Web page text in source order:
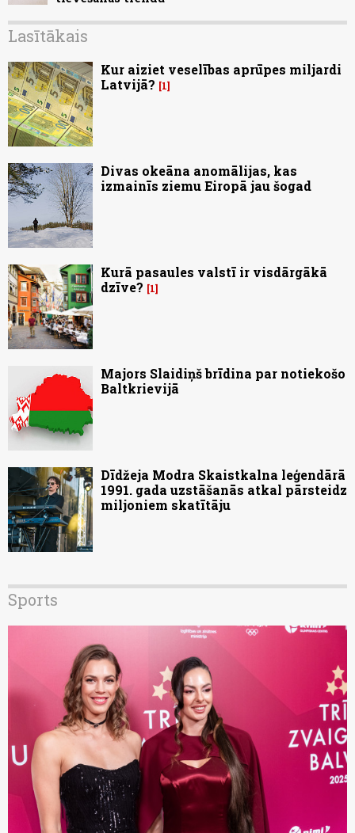
Lasītākais
Kur aiziet veselības aprūpes miljardi
Latvijā?
1
Divas okeāna anomālijas, kas
izmainīs ziemu Eiropā jau šogad
Kurā pasaules valstī ir visdārgākā
dzīve?
1
Majors Slaidiņš brīdina par notiekošo
Baltkrievijā
Dīdžeja Modra Skaistkalna leģendārā
1991. gada uzstāšanās atkal pārsteidz
miljoniem skatītāju
Sports